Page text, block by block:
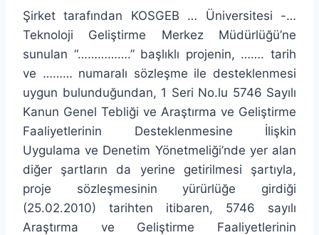
Şirket tarafından KOSGEB … Üniversitesi -…
Teknoloji Geliştirme Merkez Müdürlüğü’ne
sunulan “…………….” başlıklı projenin, ……. tarih
ve ……… numaralı sözleşme ile desteklenmesi
uygun bulunduğundan, 1 Seri No.lu 5746 Sayılı
Kanun Genel Tebliği ve Araştırma ve Geliştirme
Faaliyetlerinin Desteklenmesine İlişkin
Uygulama ve Denetim Yönetmeliği’nde yer alan
diğer şartların da yerine getirilmesi şartıyla,
proje sözleşmesinin yürürlüğe girdiği
(25.02.2010) tarihten itibaren, 5746 sayılı
Araştırma ve Geliştirme Faaliyetlerinin